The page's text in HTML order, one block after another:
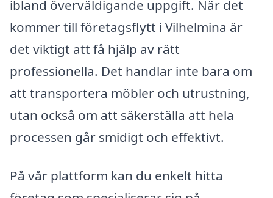
ibland överväldigande uppgift. När det
kommer till företagsflytt i Vilhelmina är
det viktigt att få hjälp av rätt
professionella. Det handlar inte bara om
att transportera möbler och utrustning,
utan också om att säkerställa att hela
processen går smidigt och effektivt.
På vår plattform kan du enkelt hitta